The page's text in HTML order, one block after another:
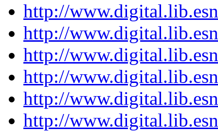
http://
http://
http://
http://
http://
http://